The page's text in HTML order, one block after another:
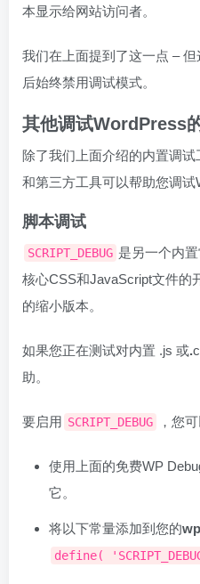
本显示给网站访问者。
我们在上面提到了这一点 –
后始终禁用调试模式。
其他调试WordPress
除了我们上面介绍的内置调
和第三方工具可以帮助您调试
脚本调试
SCRIPT_DEBUG 是另一个内
核心CSS和JavaScript文件的
的缩小版本。
如果您正在测试对内置 .js 或.
助。
要启用 SCRIPT_DEBUG ，您可
使用上面的免费WP
它。
将以下常量添加到您的
define(